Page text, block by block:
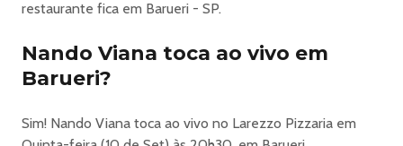
restaurante fica em Barueri - SP.
Nando Viana toca ao vivo em
Barueri?
Sim! Nando Viana toca ao vivo no Larezzo Pizzaria em